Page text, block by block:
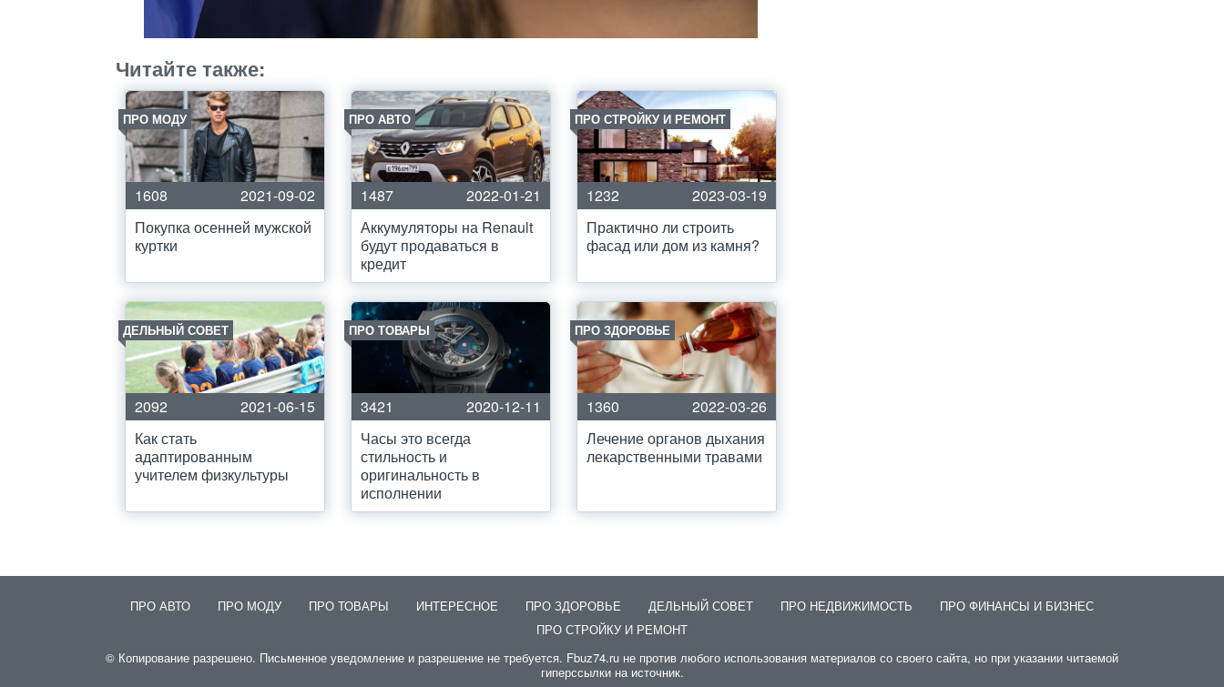
Читайте также:
ПРО МОДУ
1608
2021-09-02
Покупка осенней мужской
куртки
ПРО АВТО
1487
2022-01-21
Аккумуляторы на Renault
будут продаваться в
кредит
ПРО СТРОЙКУ И РЕМОНТ
1232
2023-03-19
Практично ли строить
фасад или дом из камня?
ДЕЛЬНЫЙ СОВЕТ
2092
2021-06-15
Как стать
адаптированным
учителем физкультуры
ПРО ТОВАРЫ
3421
2020-12-11
Часы это всегда
стильность и
оригинальность в
исполнении
ПРО ЗДОРОВЬЕ
1360
2022-03-26
Лечение органов дыхания
лекарственными травами
ПРО АВТО ПРО МОДУ ПРО ТОВАРЫ ИНТЕРЕСНОЕ ПРО ЗДОРОВЬЕ ДЕЛЬНЫЙ СОВЕТ ПРО НЕДВИЖИМОСТЬ
ПРО ФИНАНСЫ И БИЗНЕС
ПРО СТРОЙКУ И РЕМОНТ
© Копирование разрешено. Письменное уведомление и разрешение не требуется. Fbuz74.ru не против любого использования материалов со своего сайта, но при указании читаемой
гиперссылки на источник.